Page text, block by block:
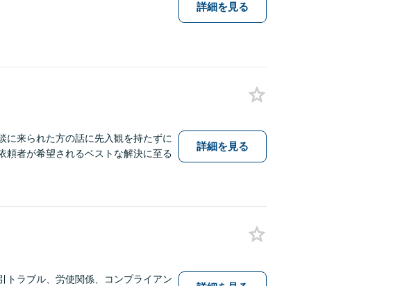
詳細を見る
に来られた方の話に先入観を持たずに
頼者が希望されるベストな解決に至る
詳細を見る
トラブル、労使関係、コンプライアン